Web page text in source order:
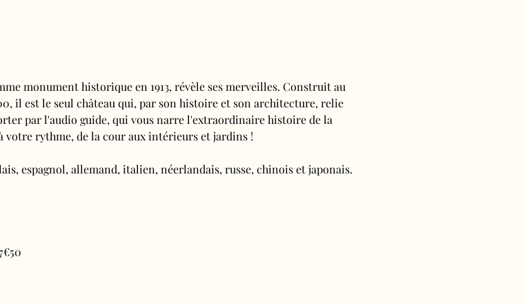
monument historique en 1913, révèle ses merveilles. Construit au
il est le seul château qui, par son histoire et son architecture, relie
par l'audio guide, qui vous narre l'extraordinaire histoire de la
votre rythme, de la cour aux intérieurs et jardins !
espagnol, allemand, italien, néerlandais, russe, chinois et japonais.